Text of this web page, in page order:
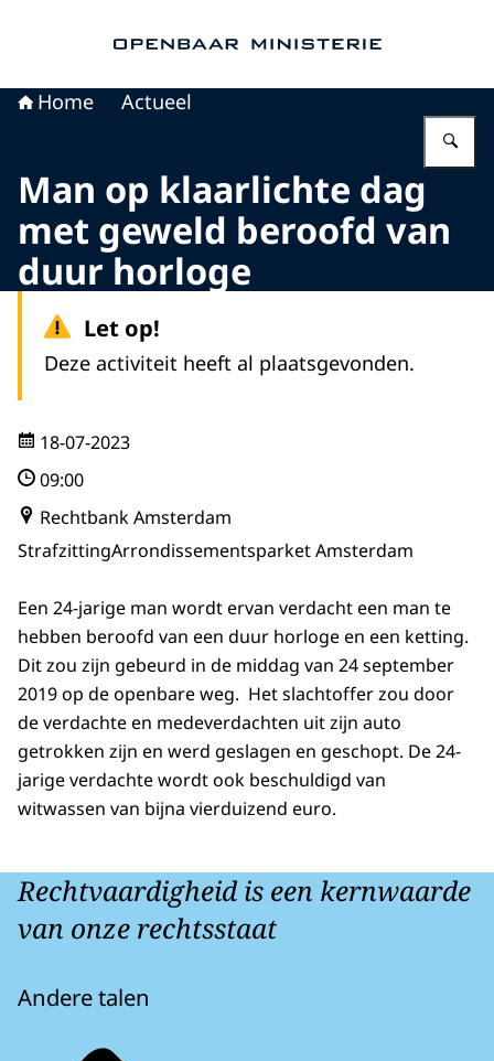
Home Actueel
Man op klaarlichte dag
met geweld beroofd van
duur horloge
Let op!
Deze activiteit heeft al plaatsgevonden.
18-07-2023
09:00
Rechtbank Amsterdam
StrafzittingArrondissementsparket Amsterdam
Een 24-jarige man wordt ervan verdacht een man te
hebben beroofd van een duur horloge en een ketting.
Dit zou zijn gebeurd in de middag van 24 september
2019 op de openbare weg. Het slachtoffer zou door
de verdachte en medeverdachten uit zijn auto
getrokken zijn en werd geslagen en geschopt. De 24-
jarige verdachte wordt ook beschuldigd van
witwassen van bijna vierduizend euro.
Rechtvaardigheid is een kernwaarde
van onze rechtsstaat
Andere talen